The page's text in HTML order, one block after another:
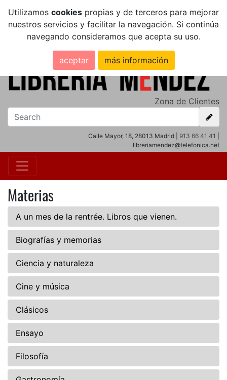
Utilizamos cookies propias y de terceros para mejorar
nuestros servicios y facilitar la navegación. Si continúa
navegando consideramos que acepta su uso.
aceptar más información
Zona de Clientes
Calle Mayor, 18, 28013 Madrid | 913 66 41 41
libreriamendez@telefonica.net
Materias
A un mes de la rentrée. Libros que vienen.
Biografías y memorias
Ciencia y naturaleza
Cine y música
Clásicos
Ensayo
Filosofía